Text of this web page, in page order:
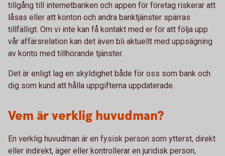
tillgång till internetbanken och appen för företag riskerar att
låsas eller att konton och andra banktjänster spärras
tillfälligt. Om vi inte kan få kontakt med er för att följa upp
vår affärsrelation kan det även bli aktuellt med uppsägning
av konto med tillhörande tjänster.
Det är enligt lag en skyldighet både för oss som bank och
dig som kund att hålla uppgifterna uppdaterade.
Vem är verklig huvudman?
En verklig huvudman är en fysisk person som ytterst, direkt
eller indirekt, äger eller kontrollerar en juridisk person,